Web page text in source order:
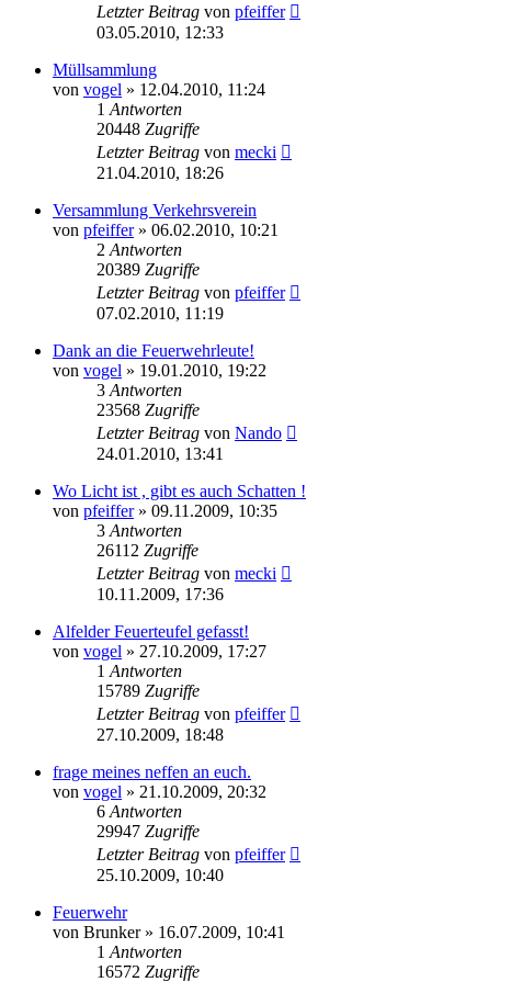
Letzter Beitrag von pfeiffer
03.05.2010, 12:33
Müllsammlung
von vogel » 12.04.2010, 11:24
1 Antworten
20448 Zugriffe
Letzter Beitrag von mecki
21.04.2010, 18:26
Versammlung Verkehrsverein
von pfeiffer» 06.02.2010, 10:21
2 Antworten
20389 Zugriffe
Letzter Beitrag von pfeiffer
07.02.2010, 11:19
Dank an die Feuerwehrleute!
von vogel » 19.01.2010, 19:22
3 Antworten
23568 Zugriffe
Letzter Beitrag von Nando
24.01.2010, 13:41
Wo Licht ist , gibt es auch Schatten !
von pfeiffer» 09.11.2009, 10:35
3 Antworten
26112 Zugriffe
Letzter Beitrag von mecki
10.11.2009, 17:36
Alfelder Feuerteufel gefasst!
von vogel » 27.10.2009, 17:27
1 Antworten
15789 Zugriffe
Letzter Beitrag von pfeiffer
27.10.2009, 18:48
frage meines neffen an euch.
von vogel » 21.10.2009, 20:32
6 Antworten
29947 Zugriffe
Letzter Beitrag von pfeiffer
25.10.2009, 10:40
Feuerwehr
von Brunker» 16.07.2009, 10:41
1 Antworten
16572 Zugriffe